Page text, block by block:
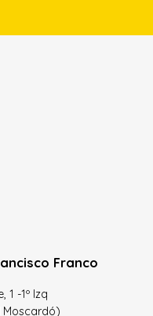
Franco
1 -1º Izq
Moscardó)